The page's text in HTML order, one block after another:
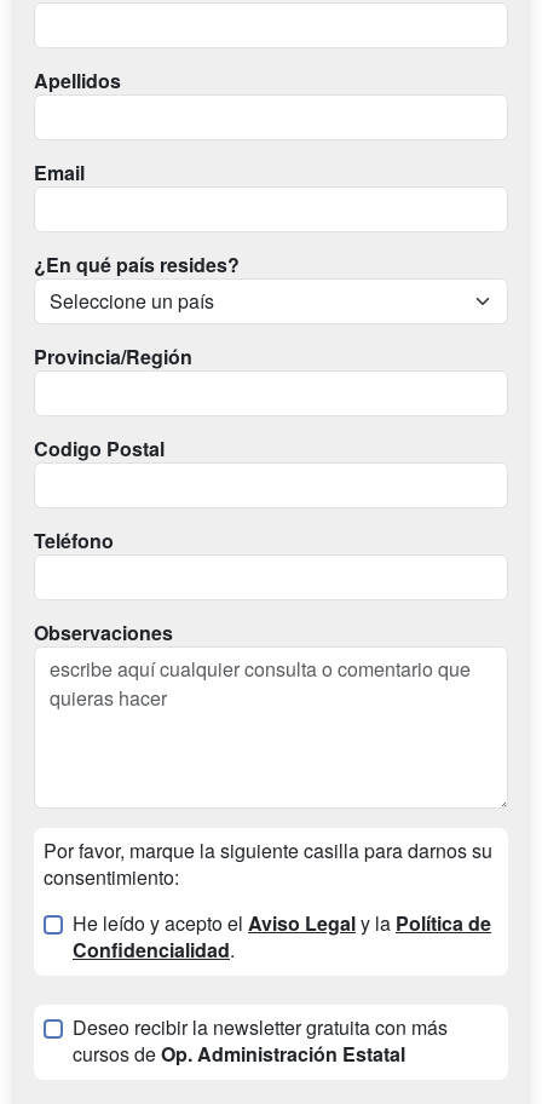
Apellidos
Email
¿En qué país resides?
Provincia/Región
Codigo Postal
Teléfono
Observaciones
Por favor, marque la siguiente casilla para darnos su
consentimiento:
He leído y acepto el Aviso Legaly la Política de
Confidencialidad.
Deseo recibir la newsletter gratuita con más
cursos deOp. Administración Estatal